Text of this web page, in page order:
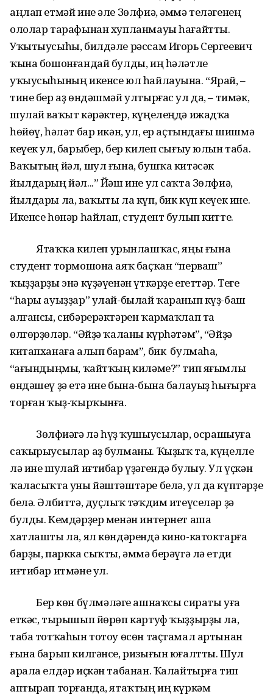
аңлап етмәй ине әле Зөлфиә, әммә теләгенең
ололар тарафынан хупланмауы һағайтты.
Уҡытыусыһы, билдәле рәссам Игорь Сергеевич
ҡына бошонғандай булды, иң һәләтле
уҡыусыһының икенсе юл һайлауына. “Ярай, –
тине бер аҙ өндәшмәй ултырғас ул да, – тимәк,
шулай ваҡыт кәрәктер, күңелеңдә ижадҡа
һөйөү, һәләт бар икән, ул, ер аҫтындағы шишмә
кеүек ул, барыбер, бер килеп сығыу юлын таба.
Ваҡытың йәл, шул ғына, бушҡа китәсәк
йылдарың йәл...” Йәш ине ул саҡта Зөлфиә,
йылдары ла, ваҡыты ла күп, бик күп кеүек ине.
Икенсе һөнәр һайлап, студент булып китте.
Ятаҡҡа килеп урынлашҡас, яңы ғына
студент тормошона аяҡ баҫҡан “перваш”
ҡыҙҙарҙы энә күҙәүенән үткәрҙе егеттәр. Теге
“һары ауыҙҙар” улай-былай ҡаранып күҙ-баш
алғансы, сибәрерәктәрен ҡармаҡлап та
өлгөрҙөләр. “Әйҙә ҡаланы күрһәтәм”, “Әйҙә
китапханаға алып барам”, бик булмаһа,
“Һағындыңмы, ҡайтҡың киләме?” тип яғымлы
өндәшеү ҙә етә ине бына-бына балауыҙ һығырға
торған ҡыҙ-ҡырҡынға.
Зөлфиәгә лә һүҙ ҡушыусылар, осрашыуға
саҡырыусылар аҙ булманы. Ҡыҙыҡ та, күңелле
лә ине шулай иғтибар үҙәгендә булыу. Ул үҫкән
ҡаласыҡта уны йәштәштәре белә, ул да күптәрҙе
белә. Әлбиттә, дуҫлыҡ тәҡдим итеүселәр ҙә
булды. Кемдәрҙер менән интернет аша
хатлашты ла, ял көндәрендә кино-катоктарға
барҙы, паркка сыҡты, әммә берәүгә лә етди
иғтибар итмәне ул.
Бер көн бүлмәләге ашнаҡсы сираты уға
еткәс, тырышып йөрөп картуф ҡыҙҙырҙы ла,
таба тотҡаһын тотоу өсөн таҫтамал артынан
ғына барып килгәнсе, ризығын юғалтты. Шул
арала елдәр иҫкән табанан. Ҡалайтырға тип
аптырап торғанда, ятаҡтың иң күркәм